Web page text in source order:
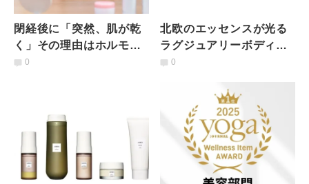
閉経後に「突然、肌が乾
く」その理由はホルモン
低下？更年期の肌の最適
0
北欧のエッセンスが光る
ラグジュアリーボディケ
ア「Nécessaire」
0